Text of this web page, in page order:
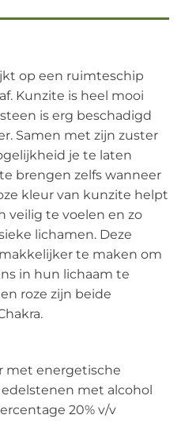
op een ruimteschip
Kunzite is heel mooi
is erg beschadigd
Samen met zijn zuster
je te laten
brengen zelfs wanneer
kleur van kunzite helpt
veilig te voelen en zo
lichamen. Deze
te maken om
in hun lichaam te
roze zijn beide
met energetische
met alcohol
20% v/v